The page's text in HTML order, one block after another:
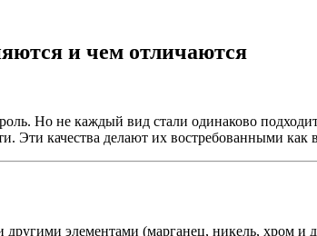
и чем отличаются
Но не каждый вид стали одинаково
Эти качества делают их востребованными
другими элементами (марганец, никель, хром